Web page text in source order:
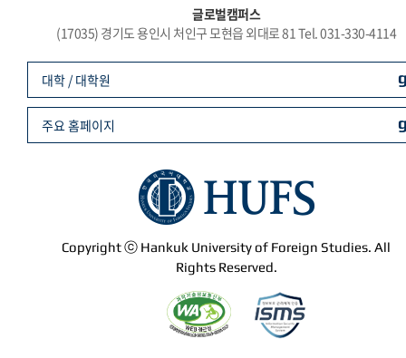
글로벌캠퍼스
(17035) 경기도 용인시 처인구 모현읍 외대로 81 Tel. 031-330-4114
Copyright ⓒ Hankuk University of Foreign Studies. All
Rights Reserved.
대학 / 대학원
주요 홈페이지